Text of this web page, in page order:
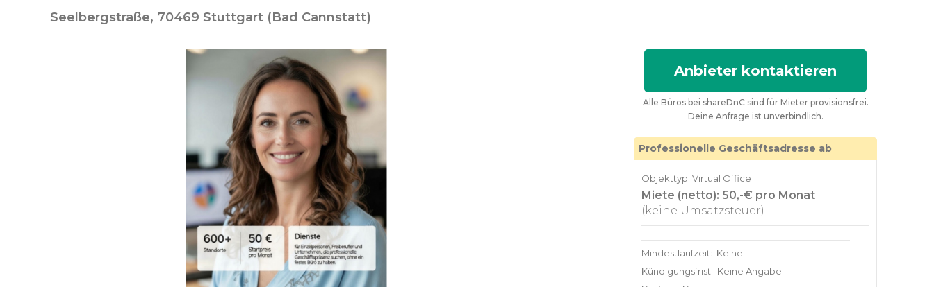
Seelbergstraße, 70469 Stuttgart (Bad Cannstatt)
Anbieter kontaktieren
Alle Büros bei shareDnC sind für Mieter provisionsfrei.
Deine Anfrage ist unverbindlich.
Professionelle Geschäftsadresse ab
Objekttyp: Virtual Office
Miete (netto): 50,-€ pro Monat
(keine Umsatzsteuer)
Mindestlaufzeit: Keine
Kündigungsfrist: Keine Angabe